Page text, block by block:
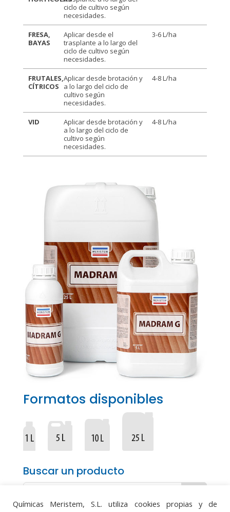
ciclo de cultivo según
necesidades.
FRESA,
BAYAS
Aplicar desde el
trasplante a lo largo del
ciclo de cultivo según
necesidades.
3-6 L/ha
FRUTALES,
CÍTRICOS
Aplicar desde brotación y
a lo largo del ciclo de
cultivo según
necesidades.
4-8 L/ha
VID
Aplicar desde brotación y
a lo largo del ciclo de
cultivo según
necesidades.
4-8 L/ha
Buscar un producto
Formatos disponibles
Químicas Meristem, S.L. utiliza cookies propias y de